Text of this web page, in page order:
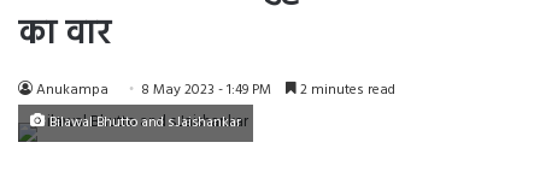
का वार
Anukampa 8 May 2023 - 1:49 PM 2 minutes read
Bilawal Bhutto and s.Jaishankar